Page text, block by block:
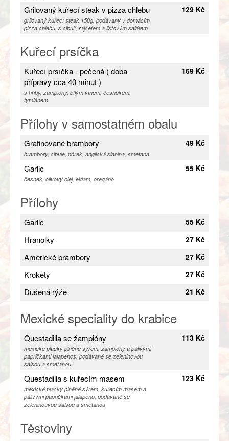
Grilovaný kuřecí steak v pizza chlebu
grilovaný kuřecí steak 150g, podávaný v domácím
pizza chlebu, s cibulí, rajčetem a listovým salátem
129 Kč
Kuřecí prsíčka
Kuřecí prsíčka - pečená ( doba
přípravy cca 40 minut )
s hřiby, žampióny, bílým vínem, česnekem,
tymiánem
169 Kč
Přílohy v samostatném obalu
Gratinované brambory
brambory, cibule, pórek, anglická slanina, smetana
49 Kč
Garlic
česnek, olivový olej, eidam, oregáno
55 Kč
Přílohy
Garlic 55 Kč
Hranolky 27 Kč
Americké brambory 27 Kč
Krokety 27 Kč
Dušená rýže 21 Kč
Mexické speciality do krabice
Questadilla se žampióny
mexické placky plněné sýrem, žampióny a pálivými
papričkami jalapenos, podávané se zeleninovou
salsou a smetanou
113 Kč
Questadilla s kuřecím masem
mexické placky plněné sýrem, kuřecím masem a
pálivými papričkami jalapeno, podávané se
zeleninouvou salsou a smetanou
123 Kč
Těstoviny